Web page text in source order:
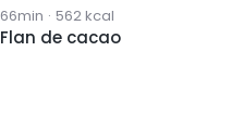
66min · 562kcal
Flan de cacao